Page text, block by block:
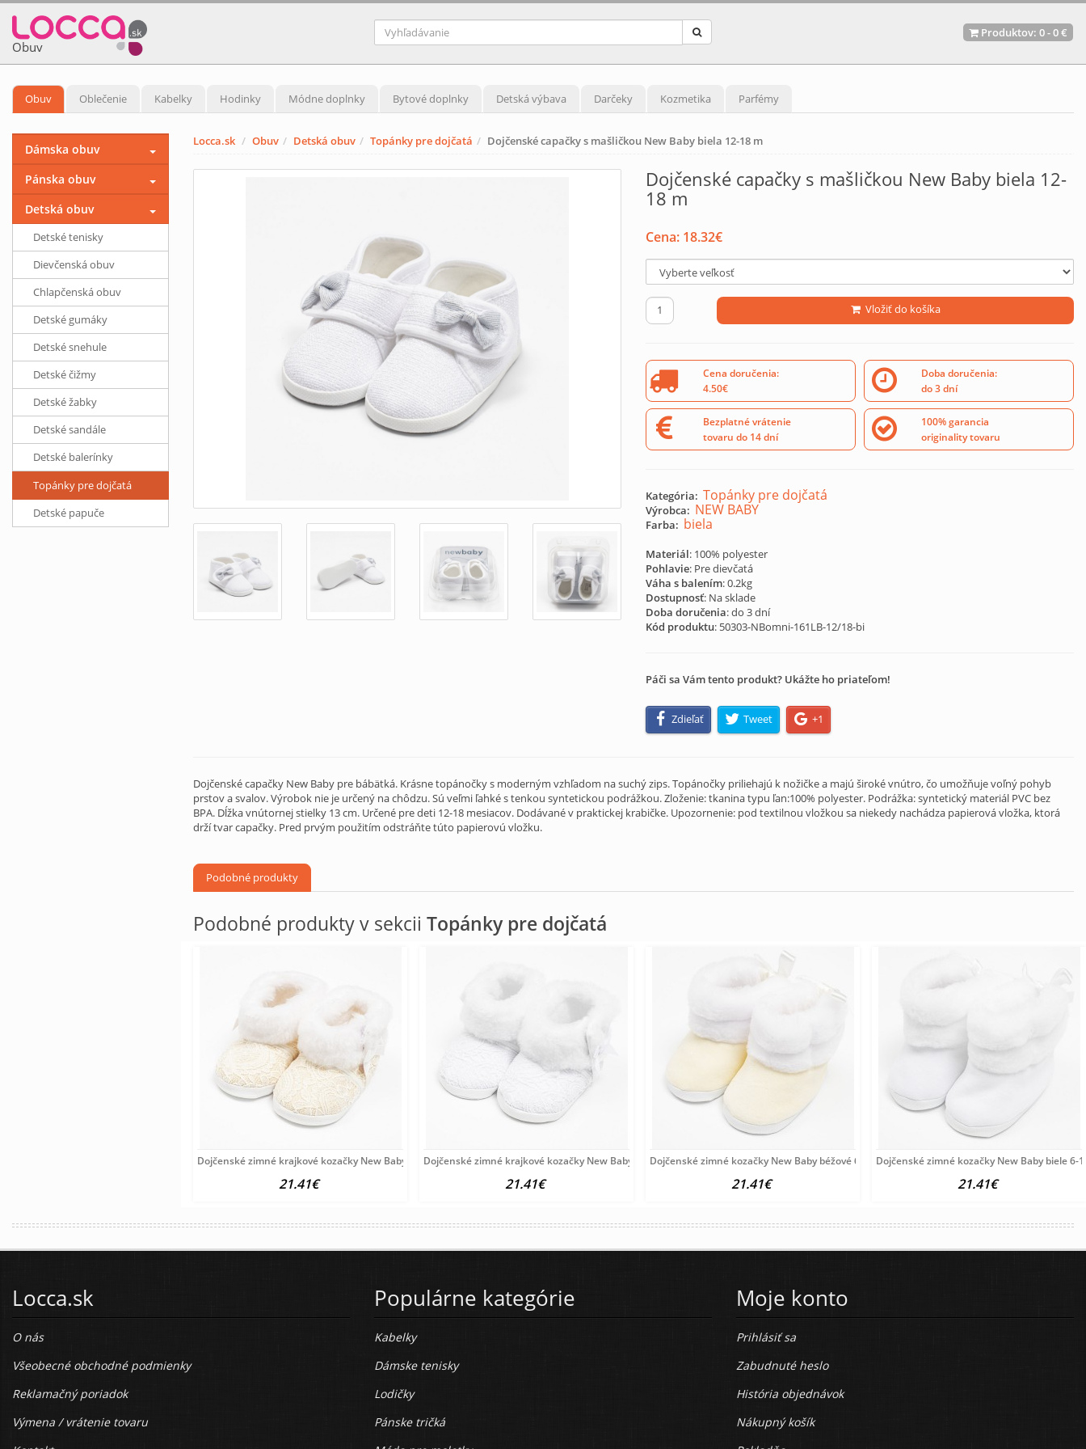
Obuv
Produktov: 0-0 €
Obuv Oblečenie Kabelky Hodinky Módne doplnky Bytové doplnky Detská výbava Darčeky Kozmetika Parfémy
Locca.sk Obuv Detská obuv Topánky pre dojčatá Dojčenské capačky s mašličkou New Baby biela 12-18 m
Dojčenské capačky s mašličkou New Baby biela 12-
18 m
Cena: 18.32€
Vložiť do košíka
Cena doručenia:
4.50€
Doba doručenia:
do 3 dní
Bezplatné vrátenie
tovaru do 14 dní
100% garancia
originality tovaru
Kategória: Topánky pre dojčatá
Výrobca: NEW BABY
Farba: biela
Materiál: 100% polyester
Pohlavie: Pre dievčatá
Váha s balením: 0.2kg
Dostupnosť: Na sklade
Doba doručenia: do 3 dní
Kód produktu: 50303-NBomni-161LB-12/18-bi
Páči sa Vám tento produkt? Ukážte ho priateľom!
Zdieľať Tweet +1
Dojčenské capačky New Baby pre bábätká. Krásne topánočky s moderným vzhľadom na suchý zips. Topánočky priliehajú k nožičke a majú široké vnútro, čo umožňuje voľný pohyb
prstov a svalov. Výrobok nie je určený na chôdzu. Sú veľmi ľahké s tenkou syntetickou podrážkou. Zloženie: tkanina typu ľan:100% polyester. Podrážka: syntetický materiál PVC bez
BPA. Dĺžka vnútornej stielky 13 cm. Určené pre deti 12-18 mesiacov. Dodávané v praktickej krabičke. Upozornenie: pod textilnou vložkou sa niekedy nachádza papierová vložka, ktorá
drží tvar capačky. Pred prvým použitím odstráňte túto papierovú vložku.
Podobné produkty
Podobné produkty v sekcii Topánky pre dojčatá
Dojčenské zimné krajkové kozačky New Baby 6-12 m béžové
21.41€
Dojčenské zimné krajkové kozačky New Baby 6-12 m biele
21.41€
Dojčenské zimné kozačky New Baby béžové 6-12 m
21.41€
Dojčenské zimné kozačky New Baby biele 6-
21.41€
Dámska obuv
Pánska obuv
Detská obuv
Detské tenisky
Dievčenská obuv
Chlapčenská obuv
Detské gumáky
Detské snehule
Detské čižmy
Detské žabky
Detské sandále
Detské balerínky
Topánky pre dojčatá
Detské papuče
Locca.sk
O nás
Všeobecné obchodné podmienky
Reklamačný poriadok
Výmena / vrátenie tovaru
Populárne kategórie
Kabelky
Dámske tenisky
Lodičky
Pánske tričká
Moje konto
Prihlásiť sa
Zabudnuté heslo
História objednávok
Nákupný košík